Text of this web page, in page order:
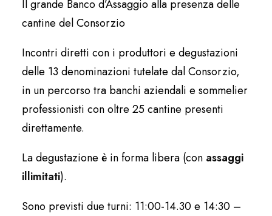
Il grande Banco d’Assaggio alla presenza delle
cantine del Consorzio
Incontri diretti con i produttori e degustazioni
delle 13 denominazioni tutelate dal Consorzio,
in un percorso tra banchi aziendali e sommelier
professionisti con oltre 25 cantine presenti
direttamente.
La degustazione è in forma libera (con assaggi
illimitati).
Sono previsti due turni: 11:00-14.30 e 14:30 –